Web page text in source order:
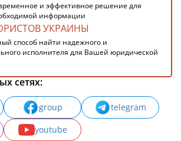
и эффективное решение для
информации
УКРАИНЫ
способ найти надежного и
исполнителя для Вашей юридической
сетях:
group
telegram
youtube